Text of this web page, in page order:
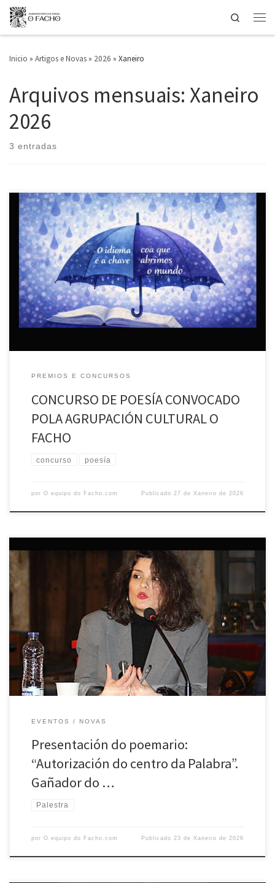
Saltar ao contido
Search
Inicio » Artigos e Novas » 2026 » Xaneiro
Arquivos mensuais: Xaneiro
2026
3 entradas
A Agrupación Cultural O FACHO convoca o Concurso de Poesía O
Facho 2026, que se rexerá polas seguintes bases: 1º) Ao premio de
poesía de O Facho poderá concorrer calquera persoa até os 35 anos
de idade e sempre que non publicase ningún libro individual de poesía
e a obra sexa […]
PREMIOS E CONCURSOS
CONCURSO DE POESÍA CONVOCADO
POLA AGRUPACIÓN CULTURAL O
FACHO
concurso poesía
por O equipo do Facho.com Publicado 27 de Xaneiro de 2026
O luns 27 de xaneiro celebrouse en Portas Ártabras a presentación do
poemario Autorización do centro da palabra, de Sofía Muñiz, obra
gañadora do Premio de Poesía do Facho 2025. No acto participaron a
autora, Xulio L. Valcárcel, en representación de Medulia Editorial,
Fernando Díaz-Castroverde, membro do xurado, e Henrique […]
EVENTOS NOVAS
Presentación do poemario:
“Autorización do centro da Palabra”.
Gañador do …
Palestra
por O equipo do Facho.com Publicado23 de Xaneiro de 2026